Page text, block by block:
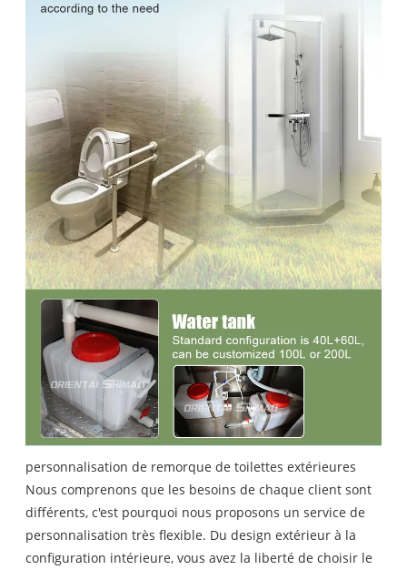
personnalisation de remorque de toilettes extérieures
Nous comprenons que les besoins de chaque client sont
différents, c'est pourquoi nous proposons un service de
personnalisation très flexible. Du design extérieur à la
configuration intérieure, vous avez la liberté de choisir le